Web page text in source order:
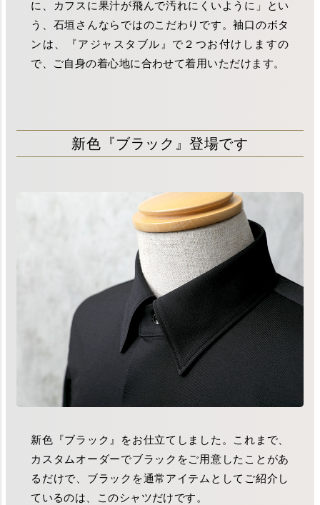
に、カフスに果汁が飛んで汚れにくいように」とい
う、石垣さんならではのこだわりです。袖口のボタ
ンは、『アジャスタブル』で２つお付けしますの
で、ご自身の着心地に合わせて着用いただけます。
新色『ブラック』登場です
新色『ブラック』をお仕立てしました。これまで、
カスタムオーダーでブラックをご用意したことがあ
るだけで、ブラックを通常アイテムとしてご紹介し
ているのは、このシャツだけです。